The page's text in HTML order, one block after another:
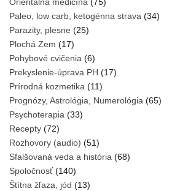
Paleo, low carb, ketogénna strava (34)
Parazity, plesne (25)
Plochá Zem (17)
Pohybové cvičenia (6)
Prekyslenie-úprava PH (17)
Prírodná kozmetika (11)
Prognózy, Astrológia, Numerológia (65)
Psychoterapia (33)
Recepty (72)
Rozhovory (audio) (51)
Sfalšovaná veda a história (68)
Spoločnosť(140)
Štítna žľaza, jód (13)